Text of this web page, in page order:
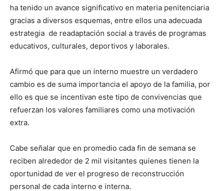
ha tenido un avance significativo en materia penitenciaria
gracias a diversos esquemas, entre ellos una adecuada
estrategia de readaptación social a través de programas
educativos, culturales, deportivos y laborales.
Afirmó que para que un interno muestre un verdadero
cambio es de suma importancia el apoyo de la familia, por
ello es que se incentivan este tipo de convivencias que
refuerzan los valores familiares como una motivación
extra.
Cabe señalar que en promedio cada fin de semana se
reciben alrededor de 2 mil visitantes quienes tienen la
oportunidad de ver el progreso de reconstrucción
personal de cada interno e interna.